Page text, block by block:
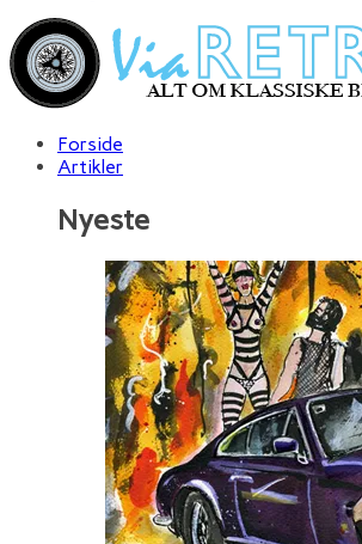
Forside
Artikler
Nyeste